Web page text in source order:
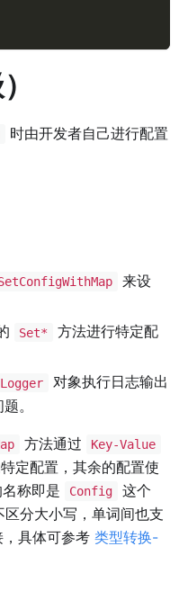
时由开发者自己进行配置
来设
Set*
方法进行特定配
Logger
对象执行日志输出
。
方法通过 Key-Value
定配置，其余的配置使
名称即是 Config 这个
分大小写，单词间也支
具体可参考 类型转换-